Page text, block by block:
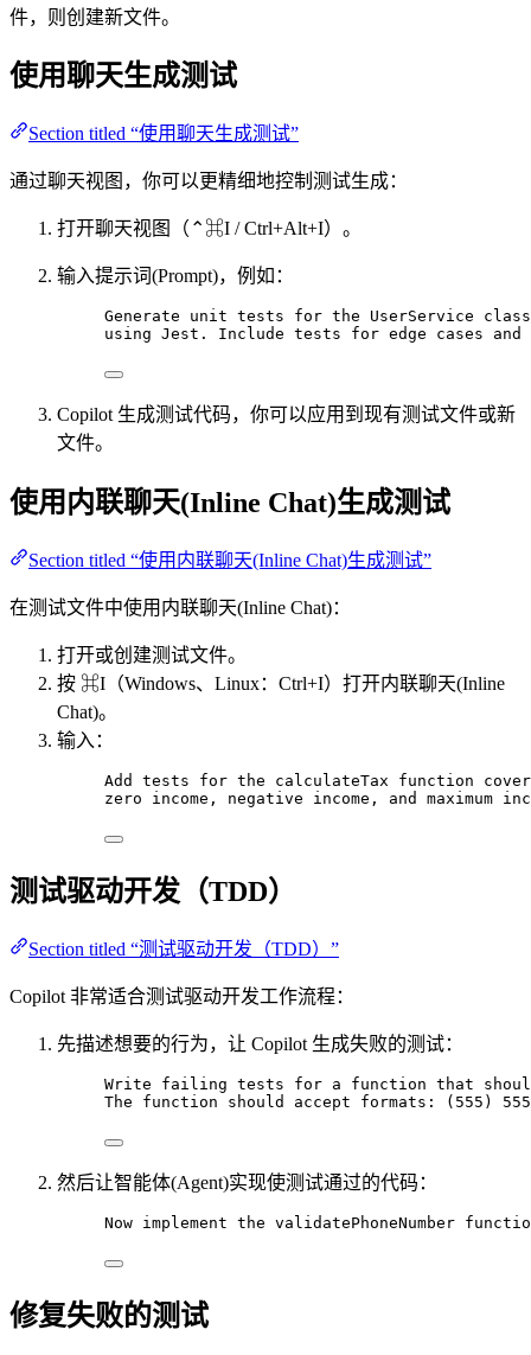
件，则创建新文件。
使用聊天生成测试
Section titled “使用聊天生成测试”
通过聊天视图，你可以更精细地控制测试生成：
打开聊天视图（⌃⌘I / Ctrl+Alt+I）。
输入提示词(Prompt)，例如：
Generate unit tests for the UserService
using Jest. Include tests for edge cases
Copilot 生成测试代码，你可以应用到现有测试文件或新
文件。
使用内联聊天(Inline Chat)生成测试
Section titled “使用内联聊天(Inline Chat)生成测试”
在测试文件中使用内联聊天(Inline Chat)：
打开或创建测试文件。
按 ⌘I（Windows、Linux：Ctrl+I）打开内联聊天(Inline
Chat)。
输入：
Add tests for the calculateTax function
zero income, negative income, and maximum
测试驱动开发（TDD）
Section titled “测试驱动开发（TDD）”
Copilot 非常适合测试驱动开发工作流程：
先描述想要的行为，让 Copilot 生成失败的测试：
Write failing tests for a function that should
The function should accept formats: (555) 555-
然后让智能体(Agent)实现使测试通过的代码：
Now implement the validatePhoneNumber
修复失败的测试